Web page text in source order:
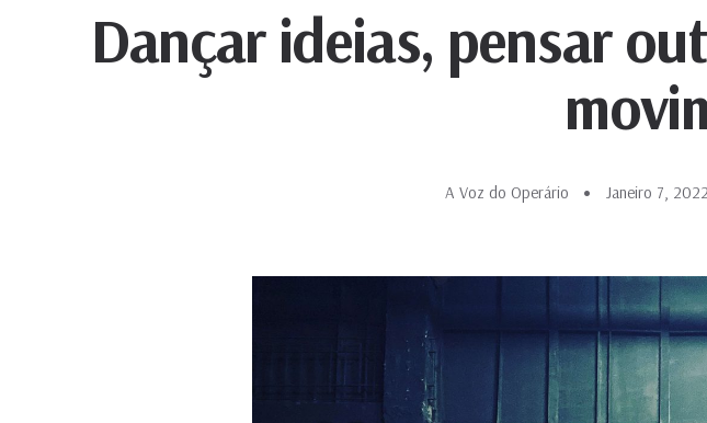
Dançar ideias, pensar
A Voz do Operário Janeiro 7, 2022